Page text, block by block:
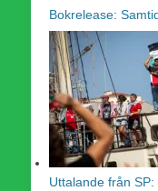
Bokrelease:
Uttalande från